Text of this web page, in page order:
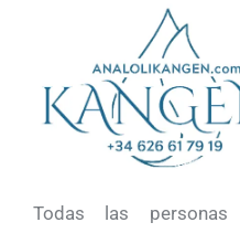
Todas las